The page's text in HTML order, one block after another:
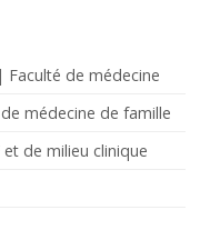
de médecine
médecine de famille
de milieu clinique